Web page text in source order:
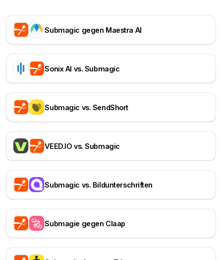
Submagic gegen Maestra AI
Sonix AI vs. Submagic
Submagic vs. SendShort
VEED.IO vs. Submagic
Submagic vs. Bildunterschriften
Submagie gegen Claap